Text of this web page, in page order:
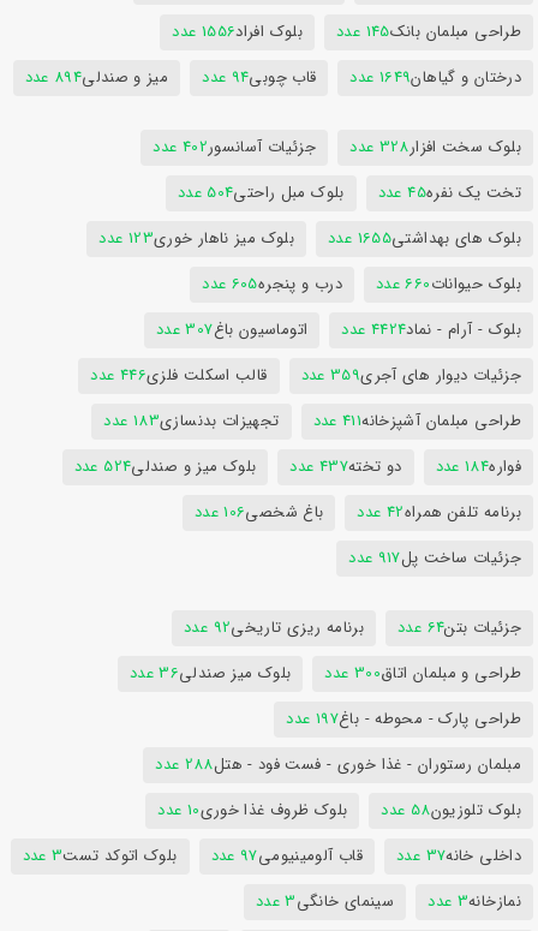
طراحی مبلمان بانک145 عدد بلوک افراد1556 عدد
درختان و گیاهان1649 عدد قاب چوبی94 عدد میز و صندلی894 عدد
بلوک سخت افزار328 عدد جزئیات آسانسور402 عدد
تخت یک نفره45 عدد بلوک مبل راحتی504 عدد
بلوک های بهداشتی1655 عدد بلوک میز ناهار خوری123 عدد
بلوک حیوانات660 عدد درب و پنجره605 عدد
بلوک - آرام - نماد4424 عدد اتوماسیون باغ307 عدد
جزئیات دیوار های آجری359 عدد قالب اسکلت فلزی446 عدد
طراحی مبلمان آشپزخانه411 عدد تجهیزات بدنسازی183 عدد
فواره184 عدد دو تخته437 عدد بلوک میز و صندلی524 عدد
برنامه تلفن همراه42 عدد باغ شخصی106 عدد
جزئیات ساخت پل917 عدد
جزئیات بتن64 عدد برنامه ریزی تاریخی92 عدد
طراحی و مبلمان اتاق300 عدد بلوک میز صندلی36 عدد
طراحی پارک - محوطه - باغ197 عدد
مبلمان رستوران - غذا خوری - فست فود - هتل288 عدد
بلوک تلوزیون58 عدد بلوک ظروف غذا خوری10 عدد
داخلی خانه37 عدد قاب آلومینیومی97 عدد بلوک اتوکد تست3 عدد
نمازخانه3 عدد سینمای خانگی3 عدد